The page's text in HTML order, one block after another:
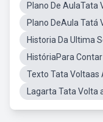
Plano De AulaTata
Plano DeAula Tatá
Historia Da Ultima
HistóriaPara
Texto Tata Voltaas
Lagarta Tata Volta